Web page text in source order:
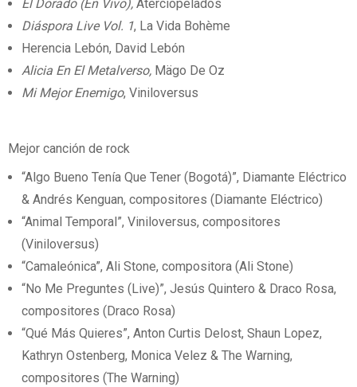
El Dorado (En Vivo), Aterciopelados
Diáspora Live Vol. 1, La Vida Bohème
Herencia Lebón, David Lebón
Alicia En El Metalverso, Mägo De Oz
Mi Mejor Enemigo, Viniloversus
Mejor canción de rock
“Algo Bueno Tenía Que Tener (Bogotá)”, Diamante Eléctrico
& Andrés Kenguan, compositores (Diamante Eléctrico)
“Animal Temporal”, Viniloversus, compositores
(Viniloversus)
“Camaleónica”, Ali Stone, compositora (Ali Stone)
“No Me Preguntes (Live)”, Jesús Quintero & Draco Rosa,
compositores (Draco Rosa)
“Qué Más Quieres”, Anton Curtis Delost, Shaun Lopez,
Kathryn Ostenberg, Monica Velez & The Warning,
compositores (The Warning)